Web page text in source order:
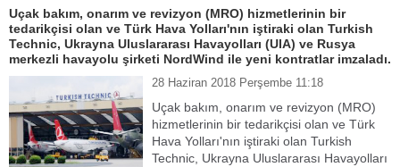
Uçak bakım, onarım ve revizyon (MRO) hizmetlerinin bir
tedarikçisi olan ve Türk Hava Yolları'nın iştiraki olan Turkish
Technic, Ukrayna Uluslararası Havayolları (UIA) ve Rusya
merkezli havayolu şirketi NordWind ile yeni kontratlar imzaladı.
28 Haziran 2018 Perşembe 11:18
Uçak bakım, onarım ve revizyon (MRO)
hizmetlerinin bir tedarikçisi olan ve Türk
Hava Yolları'nın iştiraki olan Turkish
Technic, Ukrayna Uluslararası Havayolları